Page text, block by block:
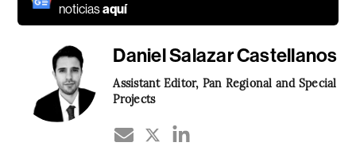
noticiasaquí
Daniel Salazar Castellanos
Assistant Editor, Pan Regional and Special
Projects